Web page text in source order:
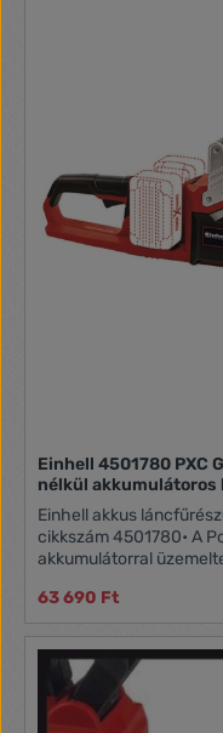
Einhell 4501780 PXC
nélkül akkumulátoros
Einhell akkus
cikkszám 4501780• A
akkumulátorral
percőségű OREGON
nélküli láncfeszítés és
láncfékkel•
készült karmos
láncolajozás•
töltőkészülék nélkül
63 690 Ft